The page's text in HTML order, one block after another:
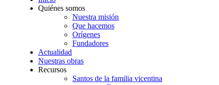
Quiénes somos
Nuestra misión
Que hacemos
Orígenes
Fundadores
Actualidad
Nuestras obras
Recursos
Santos de la familia vicentina